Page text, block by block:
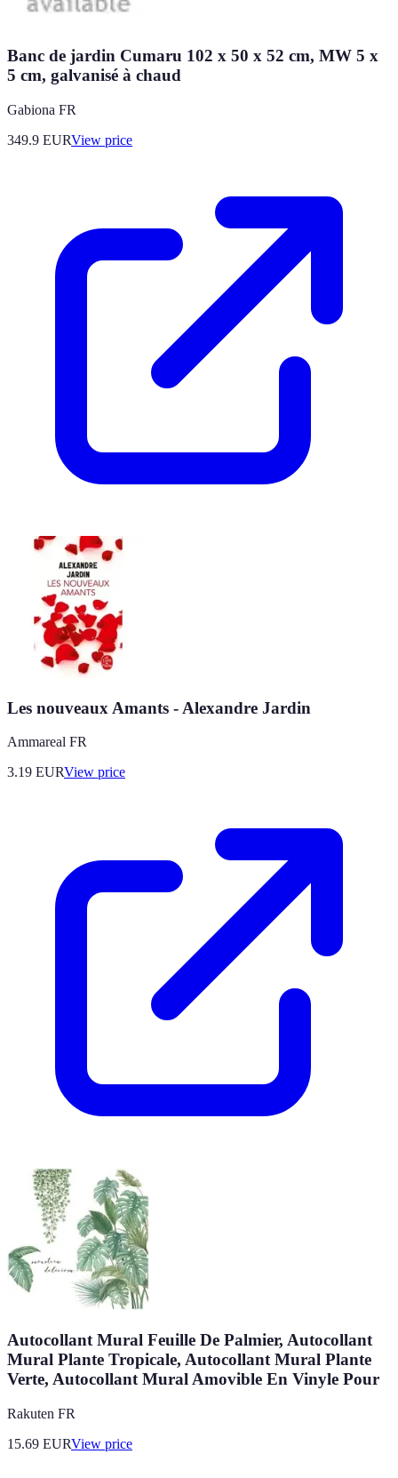
Banc de jardin Cumaru 102 x 50 x 52 cm, MW 5 x
5 cm, galvanisé à chaud
Gabiona FR
349.9 EURView price
Les nouveaux Amants - Alexandre Jardin
Ammareal FR
3.19 EURView price
Autocollant Mural Feuille De Palmier, Autocollant
Mural Plante Tropicale, Autocollant Mural Plante
Verte, Autocollant Mural Amovible En Vinyle Pour
Rakuten FR
15.69 EURView price